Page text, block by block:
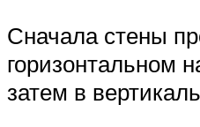
Сначала стены
горизонтальном
затем в